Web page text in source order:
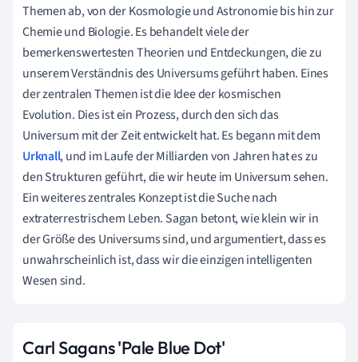
Themen ab, von der Kosmologie und Astronomie bis hin zur
Chemie und Biologie. Es behandelt viele der
bemerkenswertesten Theorien und Entdeckungen, die zu
unserem Verständnis des Universums geführt haben. Eines
der zentralen Themen ist die Idee der kosmischen
Evolution. Dies ist ein Prozess, durch den sich das
Universum mit der Zeit entwickelt hat. Es begann mit dem
Urknall, und im Laufe der Milliarden von Jahren hat es zu
den Strukturen geführt, die wir heute im Universum sehen.
Ein weiteres zentrales Konzept ist die Suche nach
extraterrestrischem Leben. Sagan betont, wie klein wir in
der Größe des Universums sind, und argumentiert, dass es
unwahrscheinlich ist, dass wir die einzigen intelligenten
Wesen sind.
Carl Sagans 'Pale Blue Dot'